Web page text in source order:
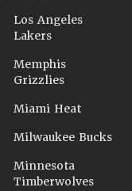
Los Angeles
Lakers
Memphis
Grizzlies
Miami Heat
Milwaukee Bucks
Minnesota
Timberwolves